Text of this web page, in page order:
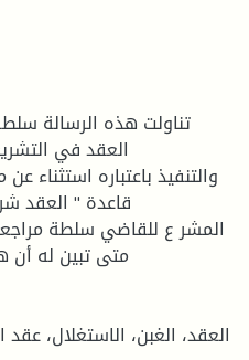
تناولت هذه الرسالة
العقد في
والتنفيذ باعتباره استثناء
قاعدة " العقد
المشر ع للقاضي سلطة
متى تبين له أن
العقد، الغبن، الاستغلال،